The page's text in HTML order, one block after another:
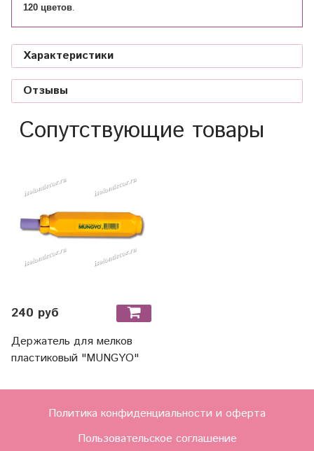
120 цветов.
Характеристики
Отзывы
Сопутствующие товары
240 руб
Держатель для мелков
пластиковый "MUNGYO"
Политика конфиденциальности и оферта
Пользовательское соглашение